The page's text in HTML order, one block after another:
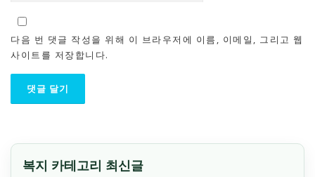
다음 번 댓글 작성을 위해 이 브라우저에 이름, 이메일, 그리고 웹
사이트를 저장합니다.
복지 카테고리 최신글